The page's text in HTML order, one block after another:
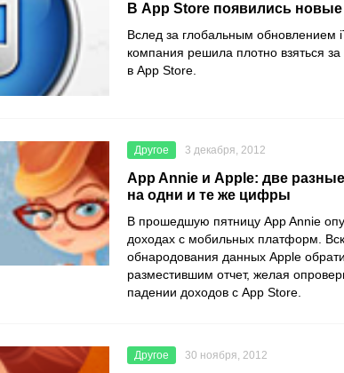
В App Store появились
Вслед за глобальным обновлением
компания решила плотно взяться
в App Store.
Другое 3 декабря, 2012
App Annie и Apple: две
на одни и те же цифры
В прошедшую пятницу App Annie
доходах с мобильных платформ.
обнародования данных Apple
разместившим отчет, желая
падении доходов с App Store.
Другое 30 ноября, 2012